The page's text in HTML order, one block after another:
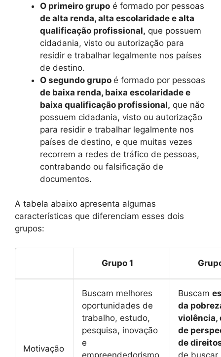
O primeiro grupo é formado por pessoas
de alta renda, alta escolaridade e alta
qualificação profissional, que possuem
cidadania, visto ou autorização para
residir e trabalhar legalmente nos países
de destino.
O segundo grupo é formado por pessoas
de baixa renda, baixa escolaridade e
baixa qualificação profissional, que não
possuem cidadania, visto ou autorização
para residir e trabalhar legalmente nos
países de destino, e que muitas vezes
recorrem a redes de tráfico de pessoas,
contrabando ou falsificação de
documentos.
A tabela abaixo apresenta algumas
características que diferenciam esses dois
grupos:
Grupo 1
Motivação
Buscam melhores
oportunidades de
trabalho, estudo,
pesquisa, inovação
e
empreendedorismo,
Buscam
da
violência,
de
de
de buscar